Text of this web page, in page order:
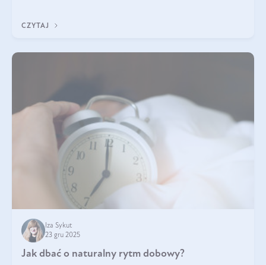
bydlęcy.
CZYTAJ
Iza Sykut
23 gru 2025
Jak dbać o naturalny rytm dobowy?